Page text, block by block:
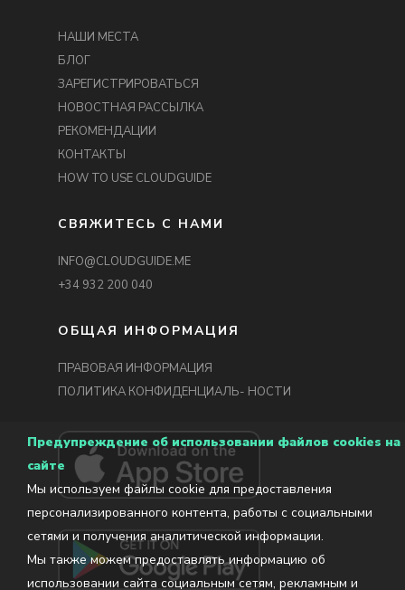
Предупреждение об использовании файлов cookies на
сайте
Мы используем файлы cookie для предоставления
персонализированного контента, работы с социальными
сетями и получения аналитической информации.
Мы также можем предоставлять информацию об
использовании сайта социальным сетям, рекламным и
НАШИ МЕСТА
БЛОГ
ЗАРЕГИСТРИРОВАТЬСЯ
НОВОСТНАЯ РАССЫЛКА
РЕКОМЕНДАЦИИ
КОНТАКТЫ
HOW TO USE CLOUDGUIDE
СВЯЖИТЕСЬ С НАМИ
INFO@CLOUDGUIDE.ME
+34 932 200 040
ОБЩАЯ ИНФОРМАЦИЯ
ПРАВОВАЯ ИНФОРМАЦИЯ
ПОЛИТИКА КОНФИДЕНЦИАЛЬ- НОСТИ